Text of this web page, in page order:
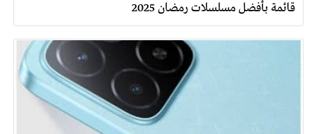
قائمة بأفضل مسلسلات رمضان 2025